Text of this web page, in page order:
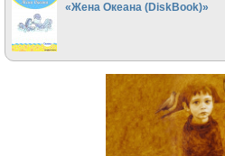
«Жена Океана (DiskBook)»